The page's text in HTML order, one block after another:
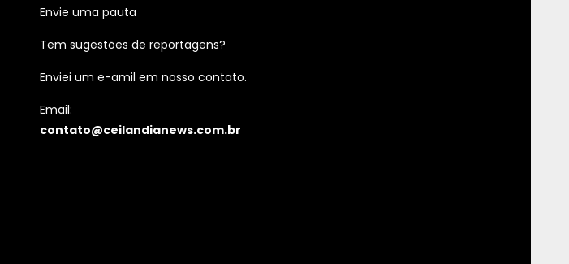
Envie uma pauta
Tem sugestões de reportagens?
Enviei um e-amil em nosso contato.
Email:
contato@ceilandianews.com.br